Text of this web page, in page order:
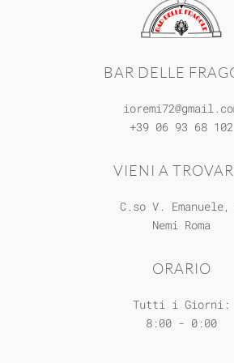
VIENI A
C.so V.
Nemi Roma
BAR DELLE
+39 06 93 68 102
ORARIO
Tutti i Giorni:
8:00 - 0:00